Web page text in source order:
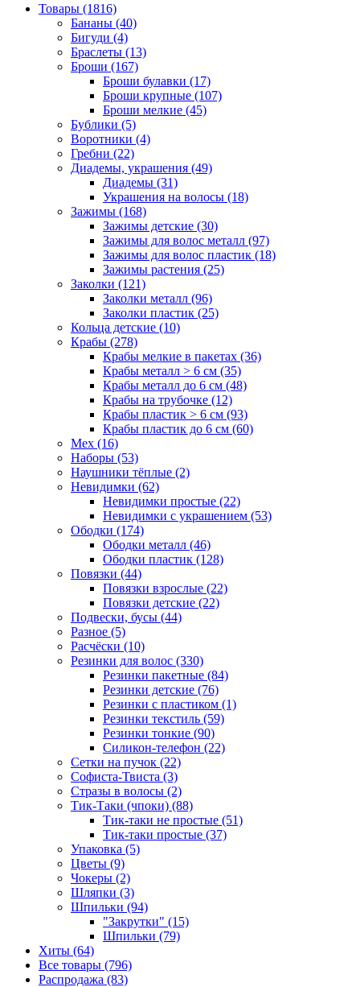
Товары (1816)
Бананы (40)
Бигуди (4)
Браслеты (13)
Броши (167)
Броши булавки (17)
Броши крупные (107)
Броши мелкие (45)
Бублики (5)
Воротники (4)
Гребни (22)
Диадемы, украшения (49)
Диадемы (31)
Украшения на волосы (18)
Зажимы (168)
Зажимы детские (30)
Зажимы для волос металл (97)
Зажимы для волос пластик (18)
Зажимы растения (25)
Заколки (121)
Заколки металл (96)
Заколки пластик (25)
Кольца детские (10)
Крабы (278)
Крабы мелкие в пакетах (36)
Крабы металл > 6 см (35)
Крабы металл до 6 см (48)
Крабы на трубочке (12)
Крабы пластик > 6 см (93)
Крабы пластик до 6 см (60)
Мех (16)
Наборы (53)
Наушники тёплые (2)
Невидимки (62)
Невидимки простые (22)
Невидимки с украшением (53)
Ободки (174)
Ободки металл (46)
Ободки пластик (128)
Повязки (44)
Повязки взрослые (22)
Повязки детские (22)
Подвески, бусы (44)
Разное (5)
Расчёски (10)
Резинки для волос (330)
Резинки пакетные (84)
Резинки детские (76)
Резинки с пластиком (1)
Резинки текстиль (59)
Резинки тонкие (90)
Силикон-телефон (22)
Сетки на пучок (22)
Софиста-Твиста (3)
Стразы в волосы (2)
Тик-Таки (чпоки) (88)
Тик-таки не простые (51)
Тик-таки простые (37)
Упаковка (5)
Цветы (9)
Чокеры (2)
Шляпки (3)
Шпильки (94)
"Закрутки" (15)
Шпильки (79)
Хиты (64)
Все товары (796)
Распродажа (83)